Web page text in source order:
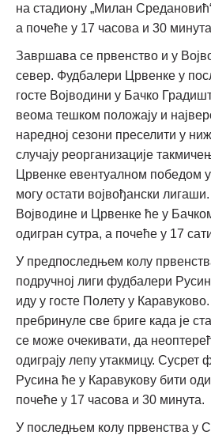
на стадиону „Милан
а почеће у 17 часова и 30
Завршава се првенство и у
север. Фудбалери Црвенке у
госте Војводини у Бачко
веома тешком положају и
наредној сезони преселити у
случају реорганизације
Црвенке евентуалном победом
могу остати војвођански
Војводине и Црвенке ће у
одигран сутра, а почеће у 17
У предпоследњем колу
подручној лиги фудбалери
иду у госте Полету у
пребринуле све бриге када је
се може очекивати, да
одиграју лепу утакмицу. Сусрет
Русина ће у Каравукову бити
почеће у 17 часова и 30 минута.
У последњем колу првенства у